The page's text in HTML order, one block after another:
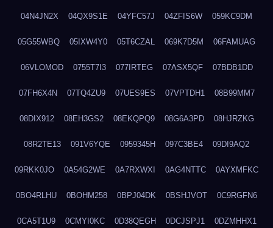
04N4JN2X 04QX9S1E 04YFC57J 04ZFIS6W 059KC9DM
05G55WBQ 05IXW4Y0 05T6CZAL 069K7D5M 06FAMUAG
06VLOMOD 0755T7I3 077IRTEG 07ASX5QF 07BDB1DD
07FH6X4N 07TQ4ZU9 07UES9ES 07VPTDH1 08B99MM7
08DIX912 08EH3GS2 08EKQPQ9 08G6A3PD 08HJRZKG
08R2TE13 091V6YQE 0959345H 097C3BE4 09DI9AQ2
09RKK0JO 0A54G2WE 0A7RXWXI 0AG4NTTC 0AYXMFKC
0BO4RLHU 0BOHM258 0BPJ04DK 0BSHJVOT 0C9RGFN6
0CA5T1U9 0CMYI0KC 0D38QEGH 0DCJSPJ1 0DZMHHX1